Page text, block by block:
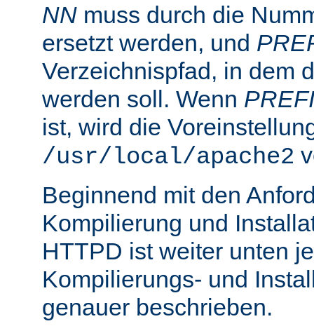
NN muss durch die
ersetzt werden, und
Verzeichnispfad, in dem
werden soll. Wenn
ist, wird die
/usr/local/apache2
Beginnend mit den
Kompilierung und
HTTPD ist weiter unten
Kompilierungs- und
genauer beschrieben.